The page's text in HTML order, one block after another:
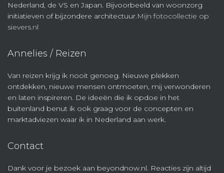
Nederland, de VS en Japan. Bijvoorbeeld van woonzorg
initiatieven of bijzondere architectuur.Mijn fotocollectie op
sievers.nl
Annelies / Reizen
Van reizen krijg ik nooit genoeg. Nieuwe plekken
ontdekken, nieuwe mensen ontmoeten, mij verwonderen
en laten inspireren. De ideeën die ik opdoe in het
buitenland benut ik ook graag voor de concepten en
marktadviezen waar ik in Nederland aan werk.
Contact
Dank voor je bezoek aan beyondnow.nl. Reacties zijn altijd